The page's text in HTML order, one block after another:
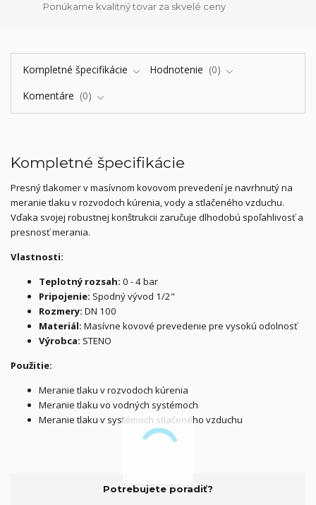
Ponúkame kvalitný tovar za skvelé ceny
Kompletné špecifikácie Hodnotenie
0
Komentáre
0
Kompletné špecifikácie
Presný tlakomer v masívnom kovovom prevedení je navrhnutý na
meranie tlaku v rozvodoch kúrenia, vody a stlačeného vzduchu.
Vďaka svojej robustnej konštrukcii zaručuje dlhodobú spoľahlivosť a
presnosť merania.
Vlastnosti:
Teplotný rozsah: 0 - 4 bar
Pripojenie: Spodný vývod 1/2"
Rozmery: DN 100
Materiál: Masívne kovové prevedenie pre vysokú odolnosť
Výrobca: STENO
Použitie:
Meranie tlaku v rozvodoch kúrenia
Meranie tlaku vo vodných systémoch
Meranie tlaku v systémoch stlačeného vzduchu
Potrebujete poradiť?